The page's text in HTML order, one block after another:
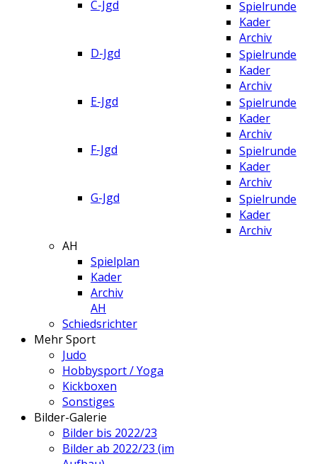
C-Jgd
Spielrunde
Kader
Archiv
D-Jgd
Spielrunde
Kader
Archiv
E-Jgd
Spielrunde
Kader
Archiv
F-Jgd
Spielrunde
Kader
Archiv
G-Jgd
Spielrunde
Kader
Archiv
AH
Spielplan
Kader
Archiv
AH
Schiedsrichter
Mehr Sport
Judo
Hobbysport / Yoga
Kickboxen
Sonstiges
Bilder-Galerie
Bilder bis 2022/23
Bilder ab 2022/23 (im